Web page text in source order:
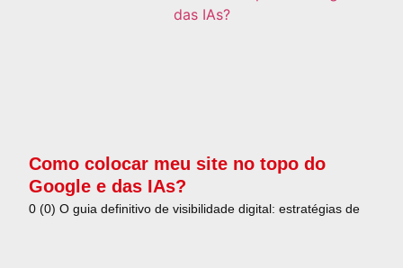
Como colocar meu site no topo do
Google e das IAs?
0 (0) O guia definitivo de visibilidade digital: estratégias de